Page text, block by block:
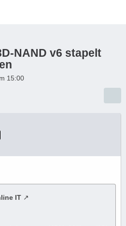
NAND v6 stapelt
15:00
IT